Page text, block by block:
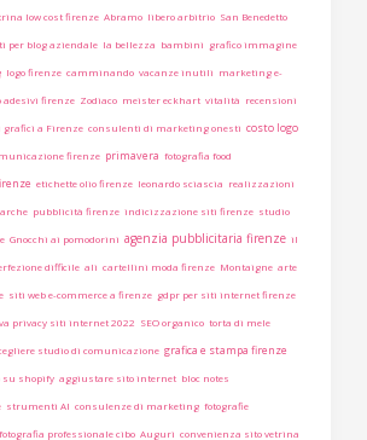
low cost firenze Abramo libero arbitrio San Benedetto
per blog aziendale la bellezza bambini grafico immagine
logo firenze camminando vacanze inutili marketing e-
adesivi firenze Zodiaco meister eckhart vitalità recensioni
grafici a Firenze consulenti di marketing onesti costo logo
firenze primavera fotografia food
etichette olio firenze leonardo sciascia realizzazioni
pubblicità firenze indicizzazione siti firenze studio
Gnocchi ai pomodorini agenzia pubblicitaria firenze il
difficile ali cartellini moda firenze Montaigne arte
siti web e-commerce a firenze gdpr per siti internet firenze
privacy siti internet 2022 SEO organico torta di mele
studio di comunicazione grafica e stampa firenze
su shopify aggiustare sito internet bloc notes
strumenti AI consulenze di marketing fotografie
fotografia professionale cibo Auguri convenienza sito vetrina